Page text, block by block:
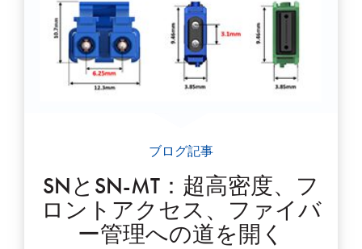
ブログ記事
SNとSN-MT：超高密度、フ
ロントアクセス、ファイバ
ー管理への道を開く